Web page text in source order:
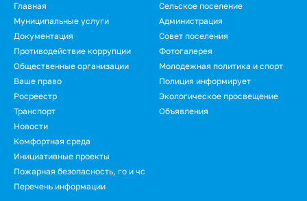
Подвал
Главная
Сельское поселение
Муниципальные услуги
Администрация
Документация
Совет поселения
Противодействие коррупции
Фотогалерея
Общественные организации
Молодежная политика и спорт
Ваше право
Полиция информирует
Росреестр
Экологическое просвещение
Транспорт
Объявления
Новости
Подвал.
Дополнительное
меню
Комфортная среда
Инициативные проекты
Пожарная безопасность, го и чс
Перечень информации